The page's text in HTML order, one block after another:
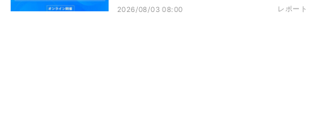
2026/08/03 08:00 レポート